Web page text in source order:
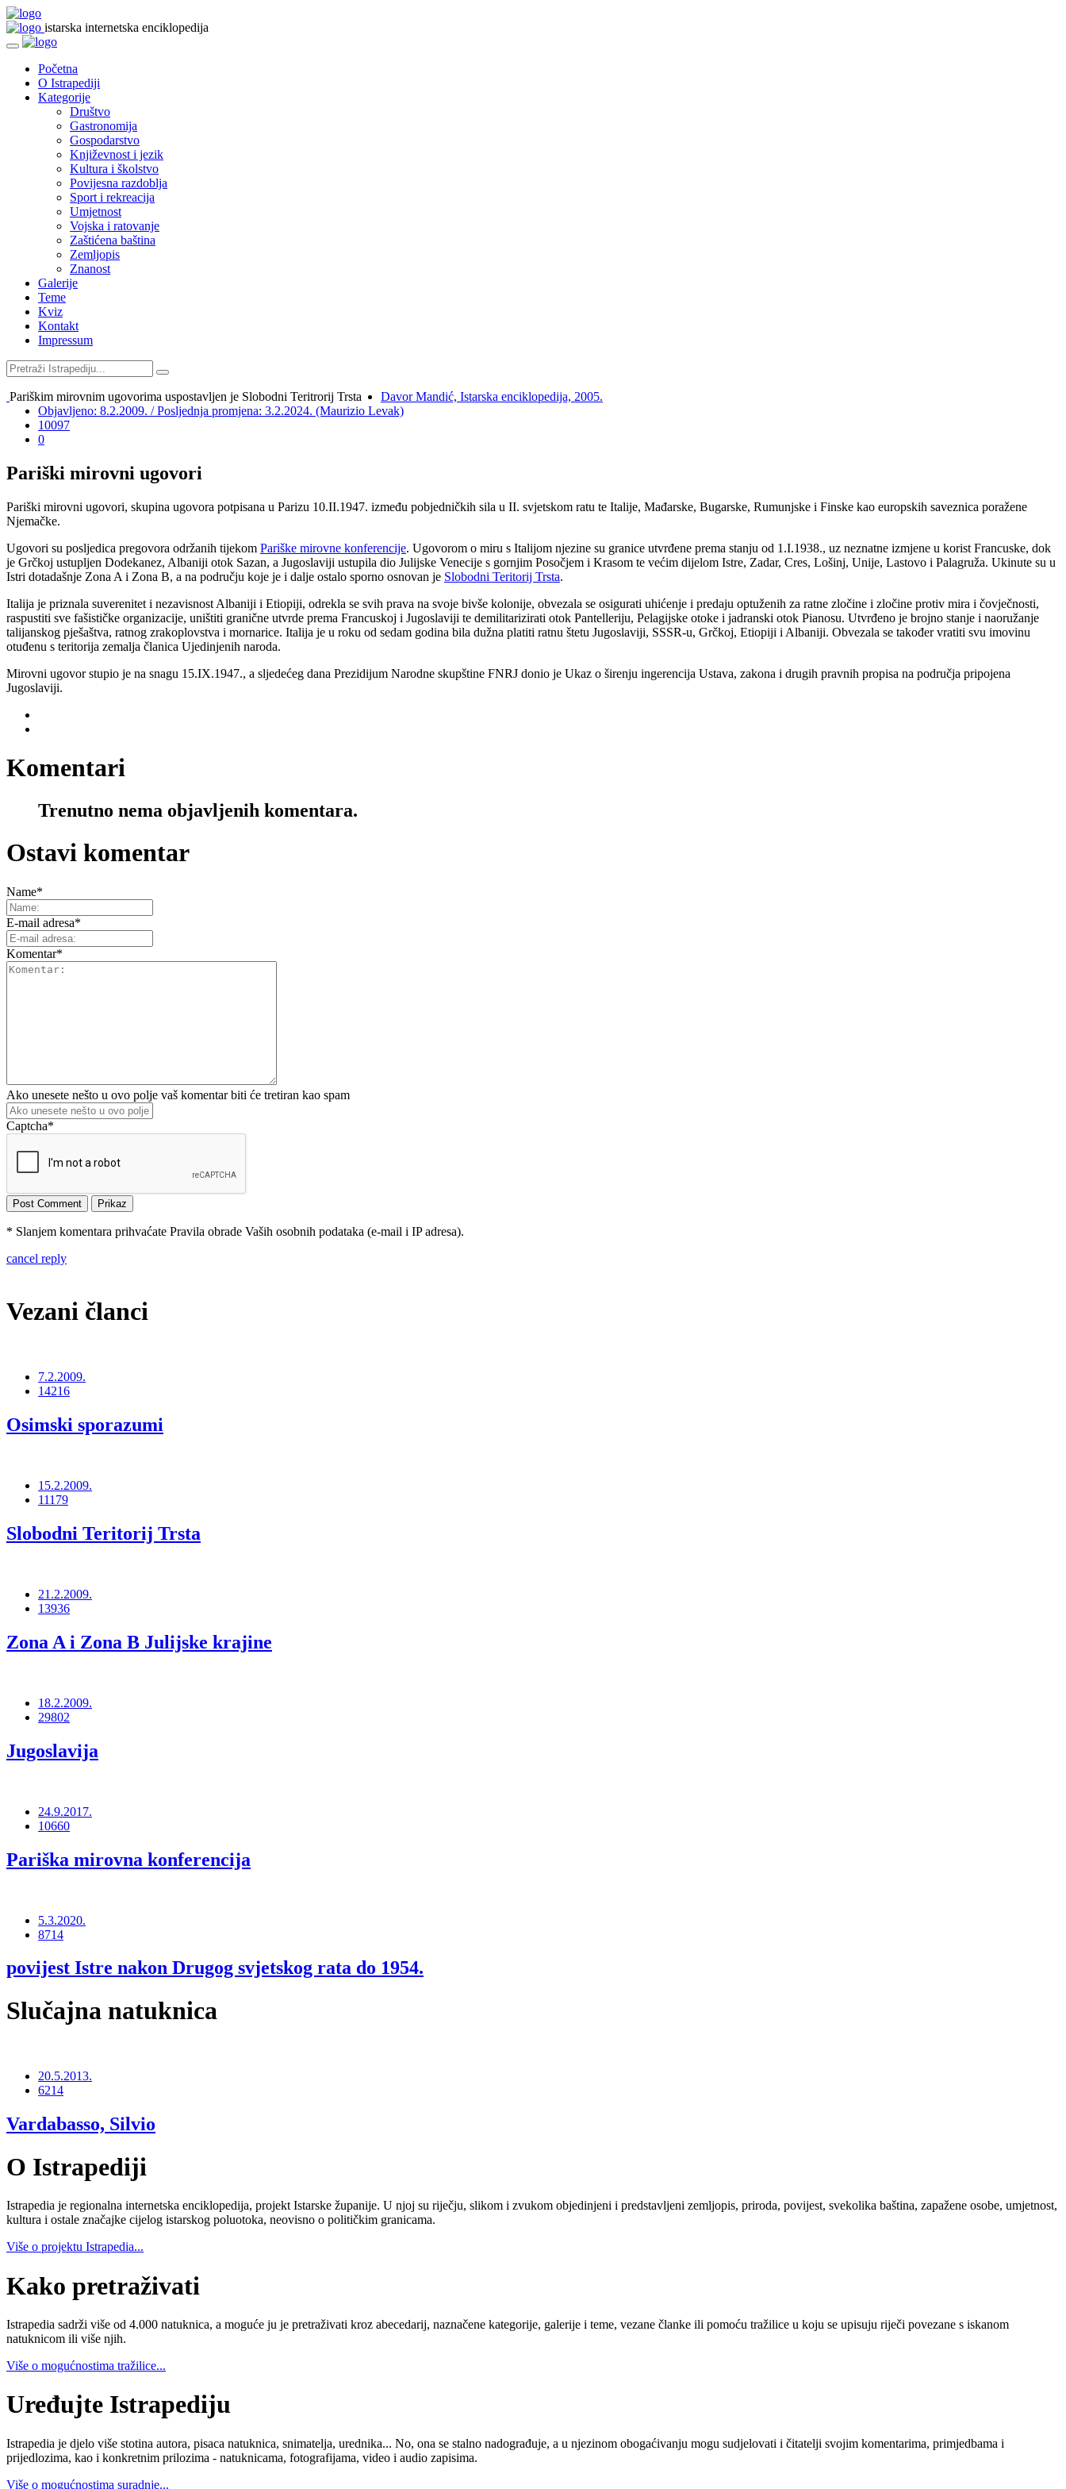
istarska internetska enciklopedija
Početna
O Istrapediji
Kategorije
Društvo
Gastronomija
Gospodarstvo
Književnost i jezik
Kultura i školstvo
Povijesna razdoblja
Sport i rekreacija
Umjetnost
Vojska i ratovanje
Zaštićena baština
Zemljopis
Znanost
Galerije
Teme
Kviz
Kontakt
Impressum
Pariškim mirovnim ugovorima uspostavljen je Slobodni Teritrorij Trsta
Davor Mandić, Istarska enciklopedija, 2005.
Objavljeno: 8.2.2009. / Posljednja promjena: 3.2.2024. (Maurizio Levak)
10097
0
Pariški mirovni ugovori
Pariški mirovni ugovori, skupina ugovora potpisana u Parizu 10.II.1947. između pobjedničkih sila u II. svjetskom ratu te Italije, Mađarske, Bugarske, Rumunjske i Finske kao europskih saveznica poražene
Njemačke.
Ugovori su posljedica pregovora održanih tijekom Pariške mirovne konferencije. Ugovorom o miru s Italijom njezine su granice utvrđene prema stanju od 1.I.1938., uz neznatne izmjene u korist Francuske, dok
je Grčkoj ustupljen Dodekanez, Albaniji otok Sazan, a Jugoslaviji ustupila dio Julijske Venecije s gornjim Posočjem i Krasom te većim dijelom Istre, Zadar, Cres, Lošinj, Unije, Lastovo i Palagruža. Ukinute su u
Istri dotadašnje Zona A i Zona B, a na području koje je i dalje ostalo sporno osnovan je Slobodni Teritorij Trsta.
Italija je priznala suverenitet i nezavisnost Albaniji i Etiopiji, odrekla se svih prava na svoje bivše kolonije, obvezala se osigurati uhićenje i predaju optuženih za ratne zločine i zločine protiv mira i čovječnosti,
raspustiti sve fašističke organizacije, uništiti granične utvrde prema Francuskoj i Jugoslaviji te demilitarizirati otok Pantelleriju, Pelagijske otoke i jadranski otok Pianosu. Utvrđeno je brojno stanje i naoružanje
talijanskog pješaštva, ratnog zrakoplovstva i mornarice. Italija je u roku od sedam godina bila dužna platiti ratnu štetu Jugoslaviji, SSSR-u, Grčkoj, Etiopiji i Albaniji. Obvezala se također vratiti svu imovinu
otuđenu s teritorija zemalja članica Ujedinjenih naroda.
Mirovni ugovor stupio je na snagu 15.IX.1947., a sljedećeg dana Prezidijum Narodne skupštine FNRJ donio je Ukaz o širenju ingerencija Ustava, zakona i drugih pravnih propisa na područja pripojena
Jugoslaviji.
Komentari
Trenutno nema objavljenih komentara.
Ostavi komentar
Name*
E-mail adresa*
Komentar*
Ako unesete nešto u ovo polje vaš komentar biti će tretiran kao spam
Captcha*
* Slanjem komentara prihvaćate Pravila obrade Vaših osobnih podataka (e-mail i IP adresa).
cancel reply
Vezani članci
7.2.2009.
14216
Osimski sporazumi
15.2.2009.
11179
Slobodni Teritorij Trsta
21.2.2009.
13936
Zona A i Zona B Julijske krajine
18.2.2009.
29802
Jugoslavija
24.9.2017.
10660
Pariška mirovna konferencija
5.3.2020.
8714
povijest Istre nakon Drugog svjetskog rata do 1954.
Slučajna natuknica
20.5.2013.
6214
Vardabasso, Silvio
O Istrapediji
Istrapedia je regionalna internetska enciklopedija, projekt Istarske županije. U njoj su riječju, slikom i zvukom objedinjeni i predstavljeni zemljopis, priroda, povijest, svekolika baština, zapažene osobe, umjetnost,
kultura i ostale značajke cijelog istarskog poluotoka, neovisno o političkim granicama.
Više o projektu Istrapedia...
Kako pretraživati
Istrapedia sadrži više od 4.000 natuknica, a moguće ju je pretraživati kroz abecedarij, naznačene kategorije, galerije i teme, vezane članke ili pomoću tražilice u koju se upisuju riječi povezane s iskanom
natuknicom ili više njih.
Više o mogućnostima tražilice...
Uređujte Istrapediju
Istrapedia je djelo više stotina autora, pisaca natuknica, snimatelja, urednika... No, ona se stalno nadograđuje, a u njezinom obogaćivanju mogu sudjelovati i čitatelji svojim komentarima, primjedbama i
prijedlozima, kao i konkretnim prilozima - natuknicama, fotografijama, video i audio zapisima.
Više o mogućnostima suradnje...